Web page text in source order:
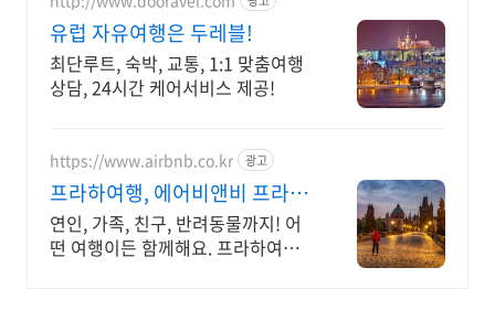
유럽 자유여행은 두레블!
최단루트, 숙박, 교통, 1:1 맞춤여행
상담, 24시간 케어서비스 제공!
https://www.airbnb.co.kr 광고
프라하여행, 에어비앤비 프라하
구시가지 감성숙소
연인, 가족, 친구, 반려동물까지! 어
떤 여행이든 함께해요. 프라하여행.